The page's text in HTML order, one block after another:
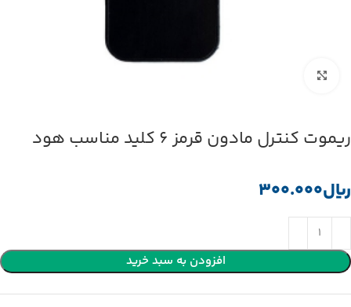
ریموت کنترل مادون قرمز 6 کلید مناسب هود
﷼
افزودن به سبد خرید